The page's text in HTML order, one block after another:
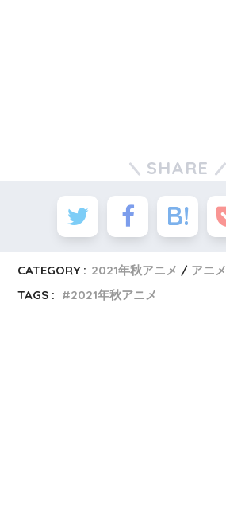
SHARE
CATEGORY : 2021年秋アニメ
アニメ
TAGS :
2021年秋アニメ